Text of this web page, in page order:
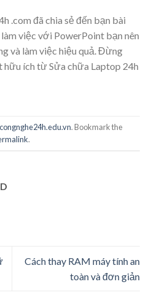
.com đã chia sẻ đến bạn bài
việc với PowerPoint bạn nên
và làm việc hiệu quả. Đừng
ích từ Sửa chữa Laptop 24h
. Bookmark the
.
Cách thay RAM máy tính an
toàn và đơn giản